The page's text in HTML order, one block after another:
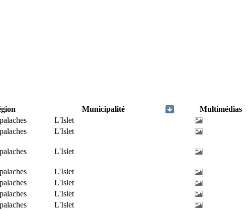
Municipalité
Multimédias
L'Islet
L'Islet
L'Islet
L'Islet
L'Islet
L'Islet
L'Islet